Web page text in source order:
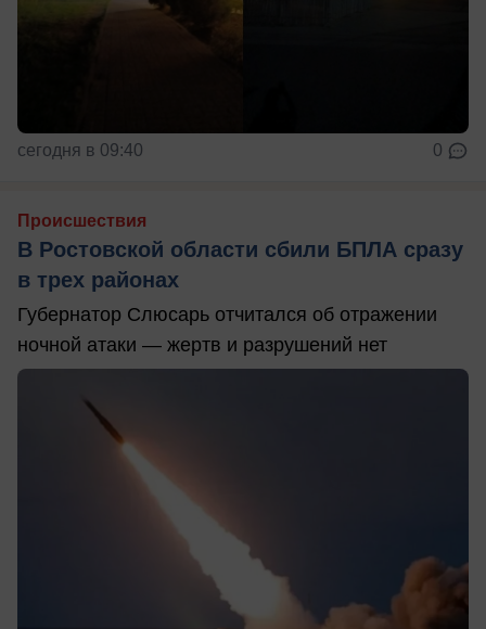
сегодня в 09:40 0
Происшествия
В Ростовской области сбили БПЛА сразу
в трех районах
Губернатор Слюсарь отчитался об отражении
ночной атаки — жертв и разрушений нет